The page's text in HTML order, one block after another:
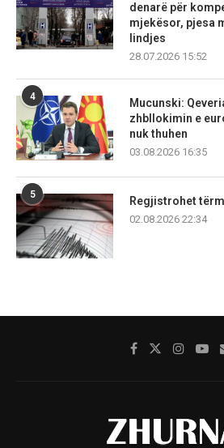
denarë për
mjekësor, pjesa
lindjes
28.07.2026 15:52
4
Mucunski:
zhbllokimin e
nuk thuhen
03.08.2026 16:35
5
Regjistrohet
02.08.2026 22:34